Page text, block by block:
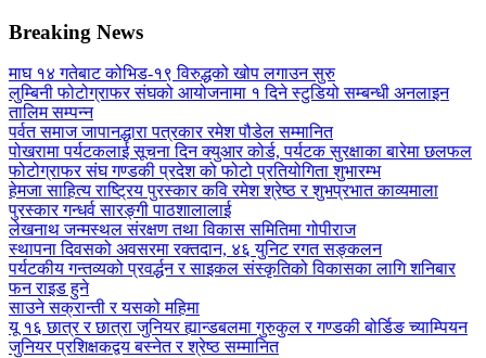
Breaking News
माघ १४ गतेबाट कोभिड-१९ विरुद्धको खोप लगाउन सुरु
लुम्बिनी फोटोग्राफर संघको आयोजनामा १ दिने स्टुडियो सम्बन्धी अनलाइन
तालिम सम्पन्न
पर्वत समाज जापानद्धारा पत्रकार रमेश पौडेल सम्मानित
पोखरामा पर्यटकलाई सूचना दिन क्युआर कोर्ड, पर्यटक सुरक्षाका बारेमा छलफल
फोटोग्राफर संघ गण्डकी प्रदेश को फोटो प्रतियोगिता शुभारम्भ
हेमजा साहित्य राष्ट्रिय पुरस्कार कवि रमेश श्रेष्ठ र शुभप्रभात काव्यमाला
पुरस्कार गन्धर्व सारङ्गी पाठशालालाई
लेखनाथ जन्मस्थल संरक्षण तथा विकास समितिमा गोपीराज
स्थापना दिवसको अवसरमा रक्तदान, ४६ युनिट रगत सङ्कलन
पर्यटकीय गन्तव्यको प्रवर्द्धन र साइकल संस्कृतिको विकासका लागि शनिबार
फन राइड हुने
साउने सक्रान्ती र यसको महिमा
यू १६ छात्र र छात्रा जुनियर ह्यान्डबलमा गुरुकुल र गण्डकी बोर्डिङ च्याम्पियन
जुनियर प्रशिक्षकद्वय बस्नेत र श्रेष्ठ सम्मानित